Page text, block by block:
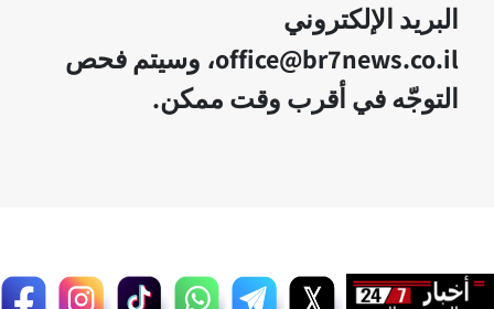
البريد الإلكتروني
office@br7news.co.il، وسيتم فحص
التوجّه في أقرب وقت ممكن.